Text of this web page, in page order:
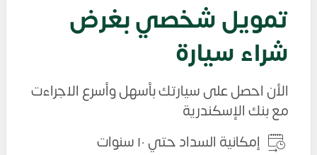
تمويل شخصي بغرض
شراء سيارة
الأن احصل على سيارتك بأسهل وأسرع الاجراءت
مع بنك الإسكندرية
إمكانية السداد حتي ١٠ سنوات